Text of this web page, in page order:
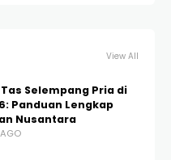
View All
Selempang Pria di
Panduan Lengkap
Nusantara